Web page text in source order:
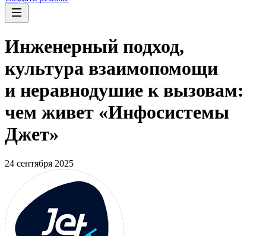
Инженерный подход,
культура взаимопомощи
и неравнодушие к вызовам:
чем живет «Инфосистемы
Джет»
24 сентября 2025